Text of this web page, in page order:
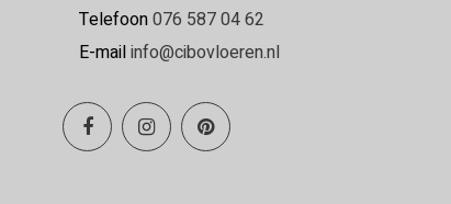
Telefoon076 587 04 62
E-mailinfo@cibovloeren.nl